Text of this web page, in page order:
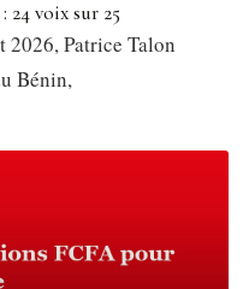
24 voix sur 25
2026, Patrice Talon
Bénin,